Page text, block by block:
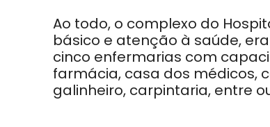
Ao todo, o complexo do
básico e atenção à saúde,
cinco enfermarias com
farmácia, casa dos médicos,
galinheiro, carpintaria, entre